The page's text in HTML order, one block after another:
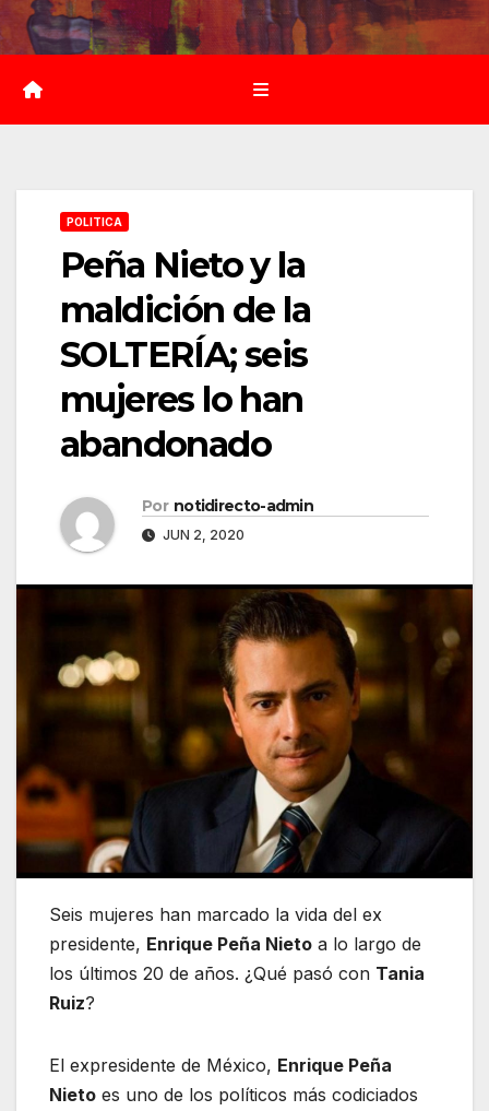
Saltar
al
contenido
POLITICA
Peña Nieto y la
maldición de la
SOLTERÍA; seis
mujeres lo han
abandonado
Por notidirecto-admin
JUN 2, 2020
Seis mujeres han marcado la vida del ex
presidente, Enrique Peña Nieto a lo largo de
los últimos 20 de años. ¿Qué pasó con Tania
Ruiz?
El expresidente de México, Enrique Peña
Nieto es uno de los políticos más codiciados